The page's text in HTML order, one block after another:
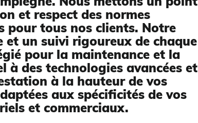
et respect des normes
pour tous nos clients. Notre
et un suivi rigoureux de chaque
pour la maintenance et la
à des technologies avancées et
à la hauteur de vos
aux spécificités de vos
et commerciaux.